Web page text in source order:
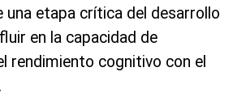
una etapa crítica del desarrollo
en la capacidad de
rendimiento cognitivo con el